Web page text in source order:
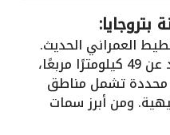
العمراني الحديث.
تمتد المدينة على مساحة تزيد عن 49 كيلومترًا مربعًا،
تشمل مناطق
ومن أبرز سمات